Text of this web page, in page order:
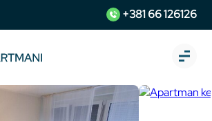
+381 66 126126